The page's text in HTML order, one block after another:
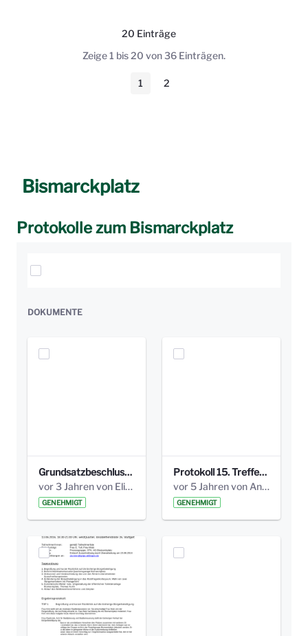
20 Einträge
Pro Seite
Zeige 1 bis 20 von 36 Einträgen.
Seite
1 Seite
2
Bismarckplatz
Protokolle zum Bismarckplatz
Elemente auswählen
DOKUMENTE
Grundsatzbeschluss Bismarckplatz_440_2021.pdf
vor 3 Jahren von Elisa Söll
GENEHMIGT
Protokoll 15. Treffen 20161006 AG Bismarckplatz.pdf
vor 5 Jahren von Anni Schlumberger
GENEHMIGT